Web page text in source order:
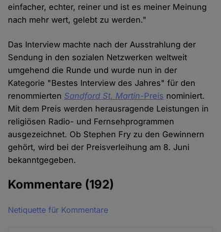
einfacher, echter, reiner und ist es meiner Meinung
nach mehr wert, gelebt zu werden."
Das Interview machte nach der Ausstrahlung der
Sendung in den sozialen Netzwerken weltweit
umgehend die Runde und wurde nun in der
Kategorie "Bestes Interview des Jahres" für den
renommierten Sandford St. Martin-Preis nominiert.
Mit dem Preis werden herausragende Leistungen in
religiösen Radio- und Fernsehprogrammen
ausgezeichnet. Ob Stephen Fry zu den Gewinnern
gehört, wird bei der Preisverleihung am 8. Juni
bekanntgegeben.
Kommentare (192)
Netiquette für Kommentare